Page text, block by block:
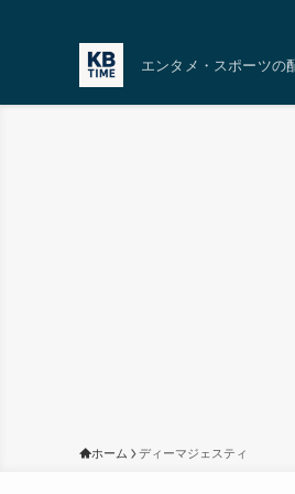
エンタメ・スポーツの
ホーム ディーマジェスティ